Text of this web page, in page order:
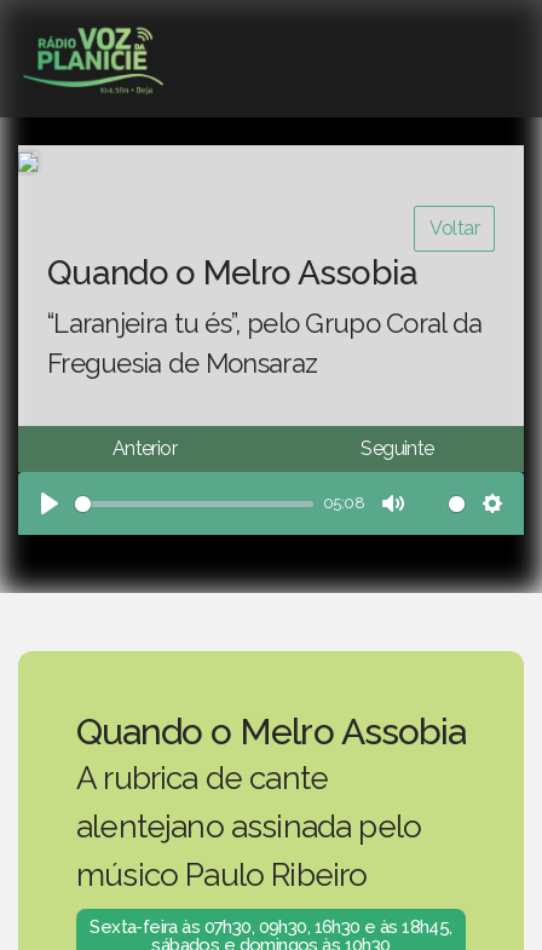
Voltar
Quando o Melro Assobia
“Laranjeira tu és”, pelo Grupo Coral da
Freguesia de Monsaraz
Anterior Seguinte
Play
05:08
Mute
Quando o Melro Assobia
A rubrica de cante
alentejano assinada pelo
músico Paulo Ribeiro
Sexta-feira às 07h30, 09h30, 16h30 e às 18h45,
sábados e domingos às 10h30